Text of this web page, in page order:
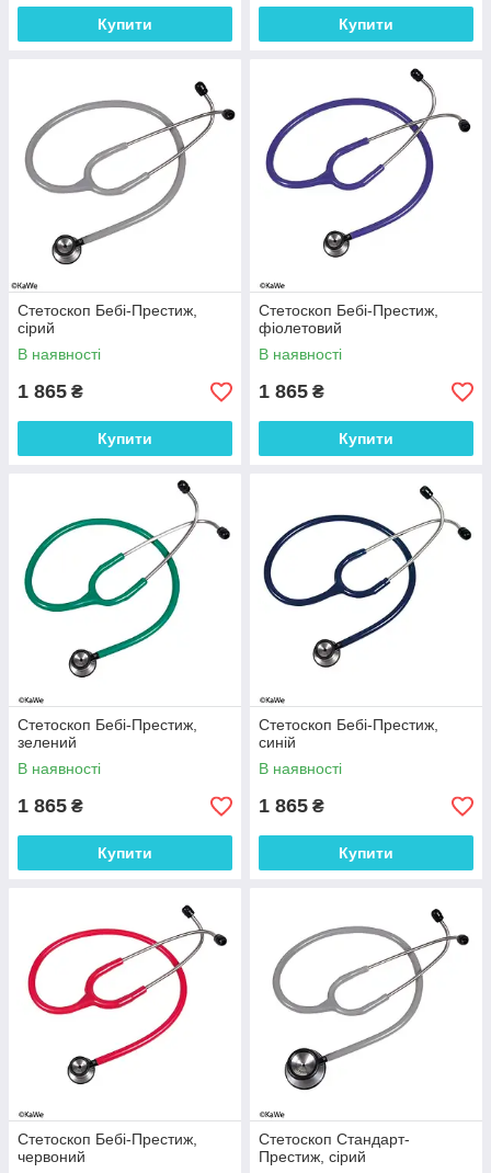
Купити Купити
Стетоскоп Бебі-Престиж,
сірий
В наявності
1 865 ₴
Купити
Стетоскоп Бебі-Престиж,
фіолетовий
В наявності
1 865 ₴
Купити
Стетоскоп Бебі-Престиж,
зелений
В наявності
1 865 ₴
Купити
Стетоскоп Бебі-Престиж,
синій
В наявності
1 865 ₴
Купити
Стетоскоп Бебі-Престиж,
червоний
Стетоскоп Стандарт-
Престиж, сірий